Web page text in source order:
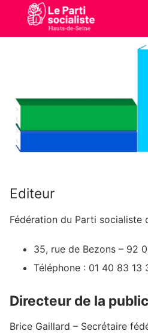
contenu
Editeur
Fédération du Parti socialiste
35, rue de Bezons – 92
Téléphone : 01 40 83 13
Directeur de la
Brice Gaillard – Secrétaire